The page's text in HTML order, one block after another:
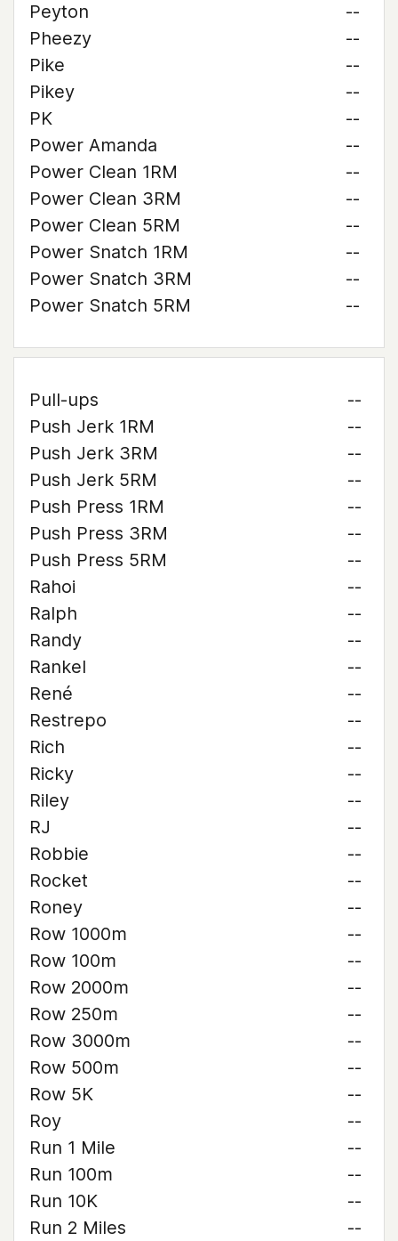
Peyton
--
Pheezy
--
Pike
--
Pikey
--
PK
--
Power Amanda
--
Power Clean 1RM
--
Power Clean 3RM
--
Power Clean 5RM
--
Power Snatch 1RM
--
Power Snatch 3RM
--
Power Snatch 5RM
--
Pull-ups
--
Push Jerk 1RM
--
Push Jerk 3RM
--
Push Jerk 5RM
--
Push Press 1RM
--
Push Press 3RM
--
Push Press 5RM
--
Rahoi
--
Ralph
--
Randy
--
Rankel
--
René
--
Restrepo
--
Rich
--
Ricky
--
Riley
--
RJ
--
Robbie
--
Rocket
--
Roney
--
Row 1000m
--
Row 100m
--
Row 2000m
--
Row 250m
--
Row 3000m
--
Row 500m
--
Row 5K
--
Roy
--
Run 1 Mile
--
Run 100m
--
Run 10K
--
Run 2 Miles
--